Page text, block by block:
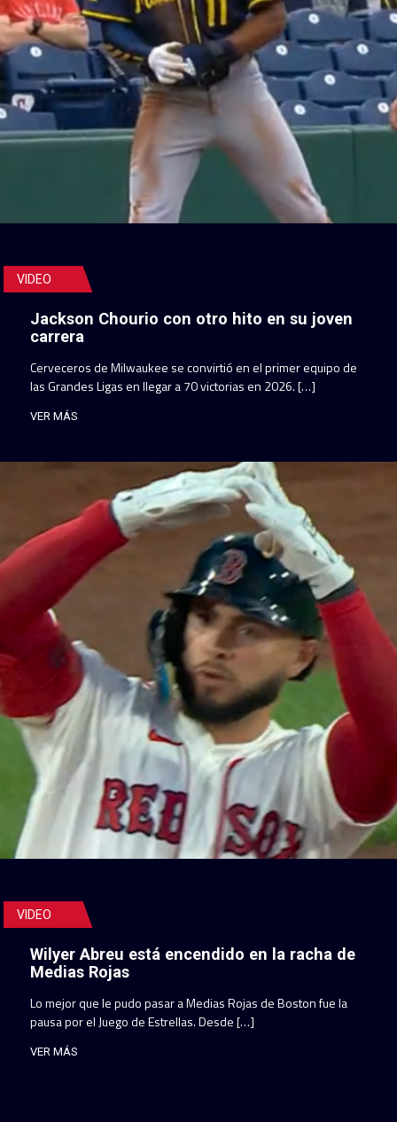
VIDEO
Jackson Chourio con otro hito en su joven
carrera
Cerveceros de Milwaukee se convirtió en el primer equipo de
las Grandes Ligas en llegar a 70 victorias en 2026. […]
VER MÁS
VIDEO
Wilyer Abreu está encendido en la racha de
Medias Rojas
Lo mejor que le pudo pasar a Medias Rojas de Boston fue la
pausa por el Juego de Estrellas. Desde […]
VER MÁS